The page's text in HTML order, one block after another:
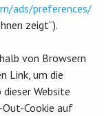
ads/preferences/
zeigt“).
von Browsern
Link, um die
Website
Cookie auf